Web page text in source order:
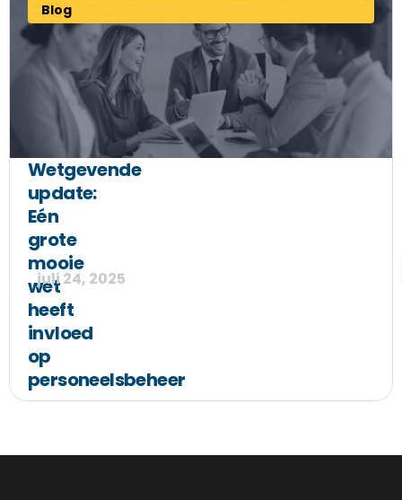
Blog
Wetgevende
update:
Eén
grote
mooie
wet
heeft
invloed
op
personeelsbeheer
juli 24, 2025